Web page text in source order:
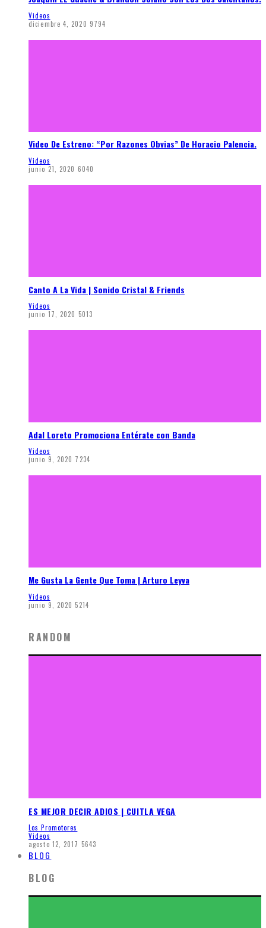
Videos
diciembre 4, 2020 9794
Video De Estreno: “Por Razones Obvias” De Horacio Palencia.
Videos
junio 21, 2020 6040
Canto A La Vida | Sonido Cristal & Friends
Videos
junio 17, 2020 5013
Adal Loreto Promociona Entérate con Banda
Videos
junio 9, 2020 7234
Me Gusta La Gente Que Toma | Arturo Leyva
Videos
junio 9, 2020 5214
RANDOM
ES MEJOR DECIR ADIOS | CUITLA VEGA
Los Promotores
Videos
agosto 12, 2017 5643
BLOG
BLOG